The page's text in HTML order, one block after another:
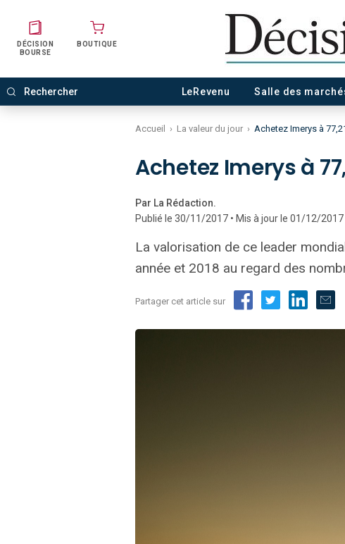
DÉCISION
BOURSE
BOUTIQUE
LeRevenu Salle des
Accueil › La valeur du jour › Achetez Imerys à
Achetez Imerys à
Par La Rédaction.
Publié le 30/11/2017 • Mis à jour le 01/12/2017
La valorisation de ce leader
année et 2018 au regard des
Partager cet article sur